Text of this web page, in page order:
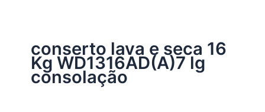
conserto lava e seca 16
Kg WD1316AD(A)7 lg
consolação